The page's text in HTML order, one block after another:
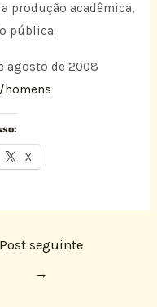
produção acadêmica,
pública.
agosto de 2008
homens
X
Post seguinte
→